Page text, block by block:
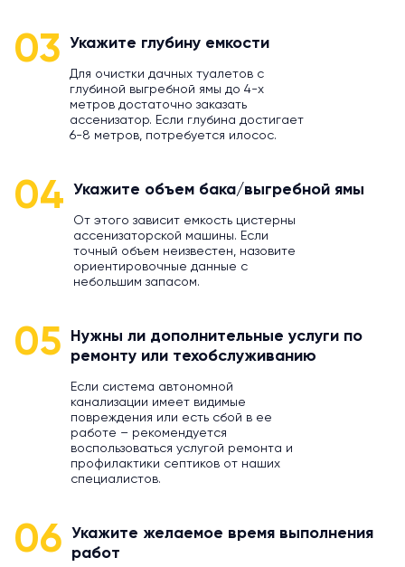
03 Укажите глубину емкости
Для очистки дачных туалетов с
глубиной выгребной ямы до 4-х
метров достаточно заказать
ассенизатор. Если глубина достигает
6-8 метров, потребуется илосос.
04 Укажите объем бака/выгребной ямы
От этого зависит емкость цистерны
ассенизаторской машины. Если
точный объем неизвестен, назовите
ориентировочные данные с
небольшим запасом.
05
Нужны ли дополнительные услуги по
ремонту или техобслуживанию
Если система автономной
канализации имеет видимые
повреждения или есть сбой в ее
работе – рекомендуется
воспользоваться услугой ремонта и
профилактики септиков от наших
специалистов.
06
Укажите желаемое время выполнения
работ